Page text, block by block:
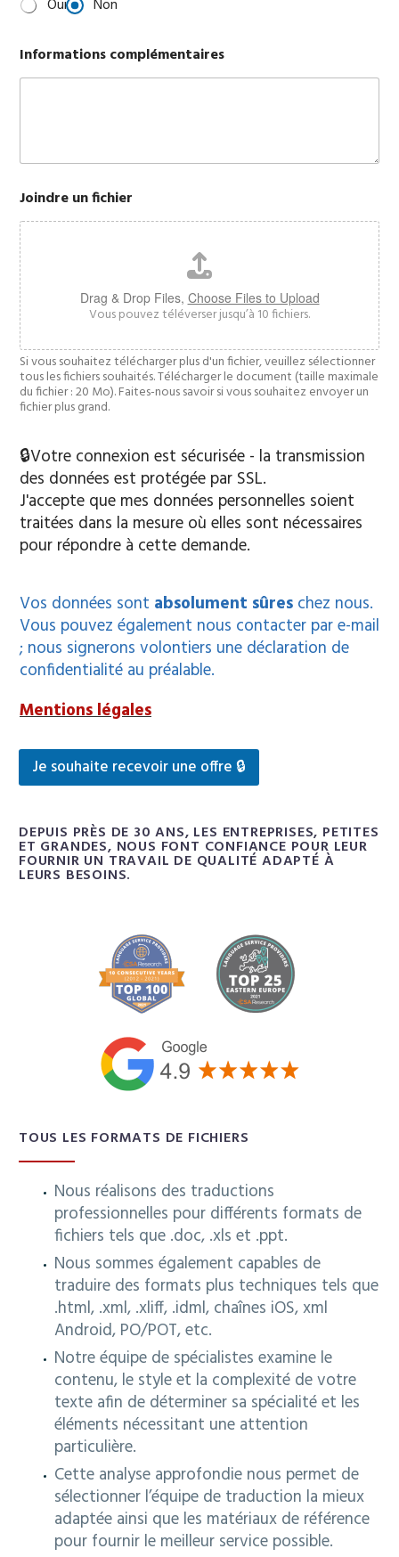
Oui Non
Informations complémentaires
Joindre un fichier
Drag & Drop Files, Choose Files to Upload
Vous pouvez téléverser jusqu’à 10 fichiers.
Si vous souhaitez télécharger plus d'un fichier, veuillez sélectionner
tous les fichiers souhaités. Télécharger le document (taille maximale
du fichier : 20 Mo). Faites-nous savoir si vous souhaitez envoyer un
fichier plus grand.
🔒Votre connexion est sécurisée - la transmission
des données est protégée par SSL.
J'accepte que mes données personnelles soient
traitées dans la mesure où elles sont nécessaires
pour répondre à cette demande.
e
f
a
m
i
l
e
u
é
l
'
e
Vos données sont absolument sûres chez nous.
Vous pouvez également nous contacter par e-mail
; nous signerons volontiers une déclaration de
confidentialité au préalable.
Mentions légales
Je souhaite recevoir une offre 🔒
DEPUIS PRÈS DE 30 ANS, LES ENTREPRISES, PETITES
ET GRANDES, NOUS FONT CONFIANCE POUR LEUR
FOURNIR UN TRAVAIL DE QUALITÉ ADAPTÉ À
LEURS BESOINS.
TOUS LES FORMATS DE FICHIERS
Nous réalisons des traductions
professionnelles pour différents formats de
fichiers tels que .doc, .xls et .ppt.
Nous sommes également capables de
traduire des formats plus techniques tels que
.html, .xml, .xliff, .idml, chaînes iOS, xml
Android, PO/POT, etc.
Notre équipe de spécialistes examine le
contenu, le style et la complexité de votre
texte afin de déterminer sa spécialité et les
éléments nécessitant une attention
particulière.
Cette analyse approfondie nous permet de
sélectionner l’équipe de traduction la mieux
adaptée ainsi que les matériaux de référence
pour fournir le meilleur service possible.